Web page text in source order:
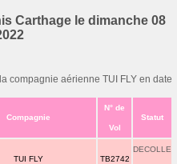
Carthage le dimanche 08
compagnie aérienne TUI FLY en date
Compagnie
N° de
Vol
Statut
TUI FLY TB2742
DECOLLE